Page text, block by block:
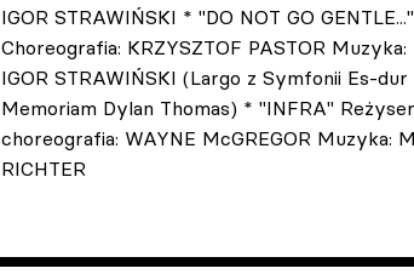
IGOR STRAWIŃSKI * "DO NOT GO GENTLE..."
Choreografia: KRZYSZTOF PASTOR Muzyka:
IGOR STRAWIŃSKI (Largo z Symfonii Es-dur
Memoriam Dylan Thomas) * "INFRA"
choreografia: WAYNE McGREGOR Muzyka:
RICHTER